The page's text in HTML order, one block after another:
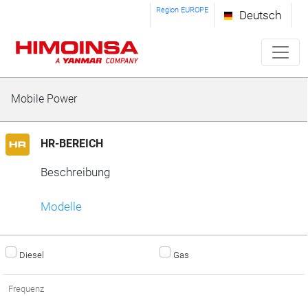
Region EUROPE Deutsch
Mobile Power
HR-BEREICH
Beschreibung
Modelle
Diesel Gas
Frequenz